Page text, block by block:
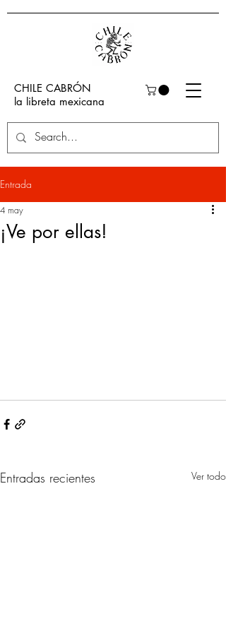
CHILE CABRÓN
la libreta mexicana
Entrada
¡Ve por ellas!
4 may
Entradas recientes Ver todo